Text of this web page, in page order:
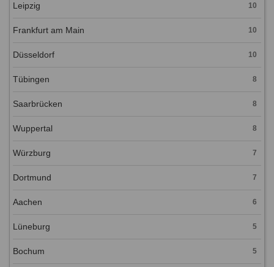
Leipzig 10
Frankfurt am Main 10
Düsseldorf 10
Tübingen 8
Saarbrücken 8
Wuppertal 8
Würzburg 7
Dortmund 7
Aachen 6
Lüneburg 5
Bochum 5